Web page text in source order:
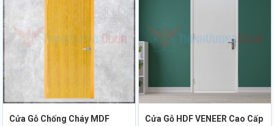
Cửa Gỗ Chống Cháy MDF
Cửa Gỗ HDF VENEER Cao Cấp